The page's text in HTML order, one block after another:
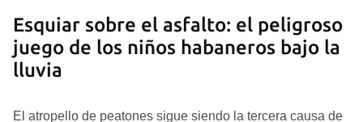
Esquiar sobre el asfalto: el peligroso
juego de los niños habaneros bajo la
lluvia
El atropello de peatones sigue siendo la tercera causa de